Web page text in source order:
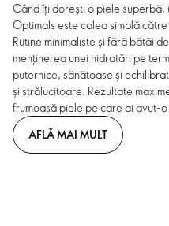
Când îți dorești o piele superbă,
Optimals este calea simplă
Rutine minimaliste și fără bătăi
menținerea unei hidratări pe
puternice, sănătoase și
și strălucitoare. Rezultate
frumoasă piele pe care ai avut-
AFLĂ MAI MULT